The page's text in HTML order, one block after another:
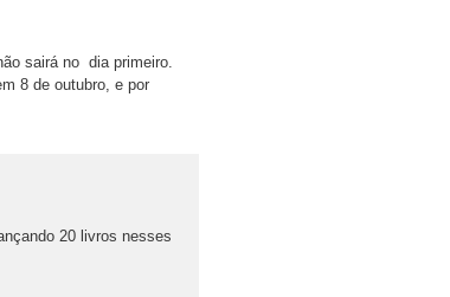
sairá no dia primeiro.
8 de outubro, e por
20 livros nesses